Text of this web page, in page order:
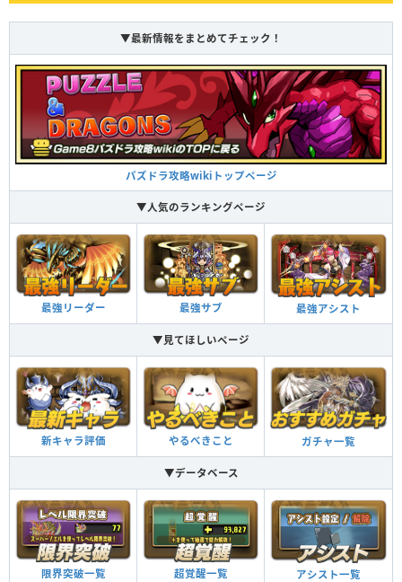
▼最新情報をまとめてチェック！
パズドラ攻略wikiトップページ
▼人気のランキングページ
最強リーダー 最強サブ 最強アシスト
▼見てほしいページ
新キャラ評価 やるべきこと ガチャ一覧
▼データベース
限界突破一覧 超覚醒一覧 アシスト一覧